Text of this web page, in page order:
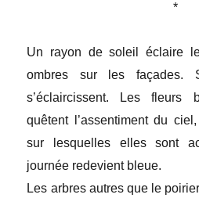
*
Un rayon de soleil éclaire
ombres sur les façades.
s’éclaircissent. Les fleurs
quêtent l’assentiment du
sur lesquelles elles sont
journée redevient bleue.
Les arbres autres que le